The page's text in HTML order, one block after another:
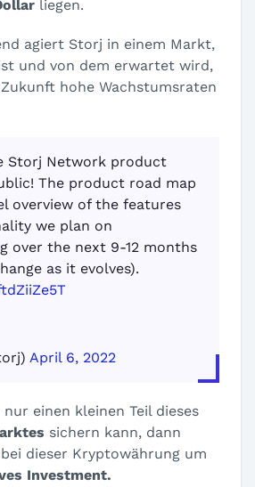
liegen.
agiert Storj in einem Markt,
und von dem erwartet wird,
hohe Wachstumsraten
Storj Network product
The product road map
overview of the features
we plan on
over the next 9-12 months
as it evolves).
April 6, 2022
einen kleinen Teil dieses
sichern kann, dann
dieser Kryptowährung um
Investment.